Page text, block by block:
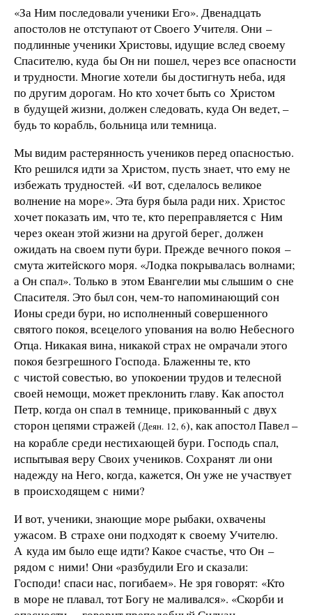
«За Ним последовали ученики Его». Двенадцать
апостолов не отступают от Своего Учителя. Они –
подлинные ученики Христовы, идущие вслед своему
Спасителю, куда бы Он ни пошел, через все опасности
и трудности. Многие хотели бы достигнуть неба, идя
по другим дорогам. Но кто хочет быть со Христом
в будущей жизни, должен следовать, куда Он ведет, –
будь то корабль, больница или темница.
Мы видим растерянность учеников перед опасностью.
Кто решился идти за Христом, пусть знает, что ему не
избежать трудностей. «И вот, сделалось великое
волнение на море». Эта буря была ради них. Христос
хочет показать им, что те, кто переправляется с Ним
через океан этой жизни на другой берег, должен
ожидать на своем пути бури. Прежде вечного покоя –
смута житейского моря. «Лодка покрывалась волнами;
а Он спал». Только в этом Евангелии мы слышим о сне
Спасителя. Это был сон, чем-то напоминающий сон
Ионы среди бури, но исполненный совершенного
святого покоя, всецелого упования на волю Небесного
Отца. Никакая вина, никакой страх не омрачали этого
покоя безгрешного Господа. Блаженны те, кто
с чистой совестью, во упокоении трудов и телесной
своей немощи, может преклонить главу. Как апостол
Петр, когда он спал в темнице, прикованный с двух
сторон цепями стражей (Деян. 12, 6), как апостол Павел –
на корабле среди нестихающей бури. Господь спал,
испытывая веру Своих учеников. Сохранят ли они
надежду на Него, когда, кажется, Он уже не участвует
в происходящем с ними?
И вот, ученики, знающие море рыбаки, охвачены
ужасом. В страхе они подходят к своему Учителю.
А куда им было еще идти? Какое счастье, что Он –
рядом с ними! Они «разбудили Его и сказали:
Господи! спаси нас, погибаем». Не зря говорят: «Кто
в море не плавал, тот Богу не маливался». «Скорби и